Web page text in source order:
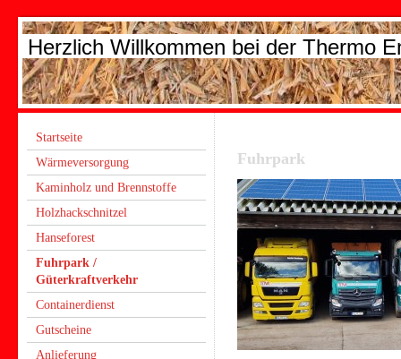
Herzlich Willkommen bei der Thermo
Startseite
Wärmeversorgung
Kaminholz und Brennstoffe
Holzhackschnitzel
Hanseforest
Fuhrpark /
Güterkraftverkehr
Containerdienst
Gutscheine
Anlieferung
Fuhrpark